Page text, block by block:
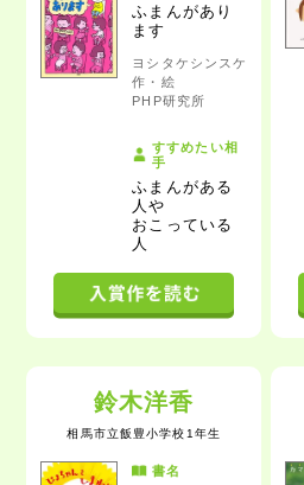
ふまんがあり
ます
ヨシタケシンスケ
作・絵
PHP研究所
すすめたい相
手
ふまんがある
人や
おこっている
人
鈴木洋香
相馬市立飯豊小学校1年生
書名